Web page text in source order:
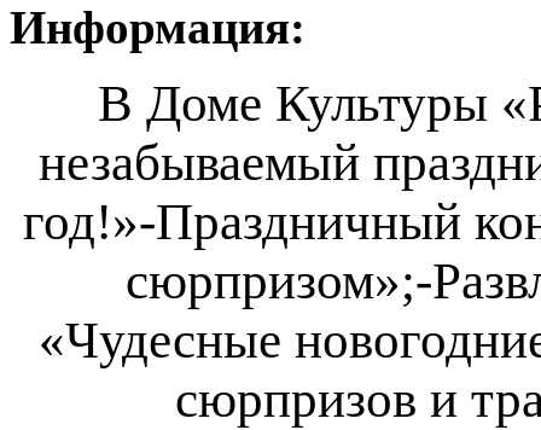
Информация:
В Доме Культуры
незабываемый
год!»-Праздничный
сюрпризом»;-
«Чудесные
сюрпризов и